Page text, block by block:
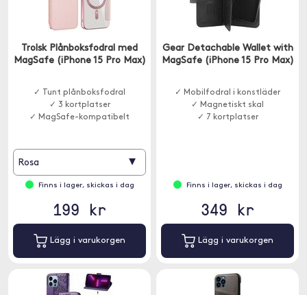
Trolsk Plånboksfodral med
MagSafe (iPhone 15 Pro Max)
✓ Tunt plånboksfodral
✓ 3 kortplatser
✓ MagSafe-kompatibelt
Rosa ▾
Finns i lager, skickas i dag
199 kr
Lägg i varukorgen
Gear Detachable Wallet with
MagSafe (iPhone 15 Pro Max)
✓ Mobilfodral i konstläder
✓ Magnetiskt skal
✓ 7 kortplatser
Finns i lager, skickas i dag
349 kr
Lägg i varukorgen